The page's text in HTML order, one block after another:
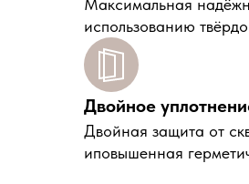
использованию
Двойное
Двойная защита от
иповышенная